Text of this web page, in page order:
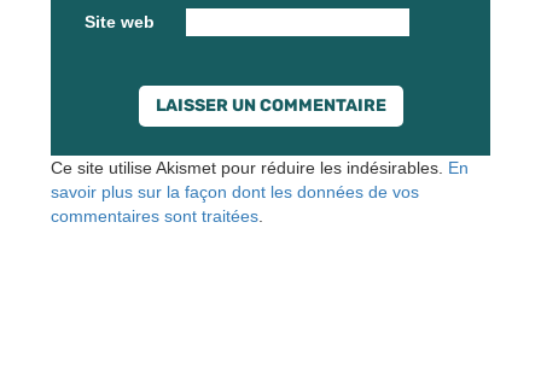
Site web
Ce site utilise Akismet pour réduire les indésirables. En
savoir plus sur la façon dont les données de vos
commentaires sont traitées